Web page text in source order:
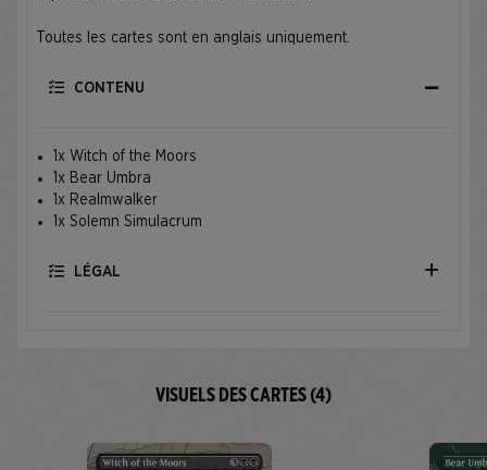
Toutes les cartes sont en anglais uniquement.
CONTENU
1x Witch of the Moors
1x Bear Umbra
1x Realmwalker
1x Solemn Simulacrum
LÉGAL
VISUELS DES CARTES (4)